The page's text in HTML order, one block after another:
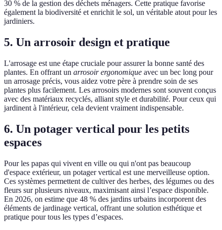
30 % de la gestion des déchets ménagers. Cette pratique favorise
également la biodiversité et enrichit le sol, un véritable atout pour les
jardiniers.
5. Un arrosoir design et pratique
L'arrosage est une étape cruciale pour assurer la bonne santé des
plantes. En offrant un arrosoir ergonomique avec un bec long pour
un arrosage précis, vous aidez votre père à prendre soin de ses
plantes plus facilement. Les arrosoirs modernes sont souvent conçus
avec des matériaux recyclés, alliant style et durabilité. Pour ceux qui
jardinent à l'intérieur, cela devient vraiment indispensable.
6. Un potager vertical pour les petits
espaces
Pour les papas qui vivent en ville ou qui n'ont pas beaucoup
d'espace extérieur, un potager vertical est une merveilleuse option.
Ces systèmes permettent de cultiver des herbes, des légumes ou des
fleurs sur plusieurs niveaux, maximisant ainsi l’espace disponible.
En 2026, on estime que 48 % des jardins urbains incorporent des
éléments de jardinage vertical, offrant une solution esthétique et
pratique pour tous les types d’espaces.